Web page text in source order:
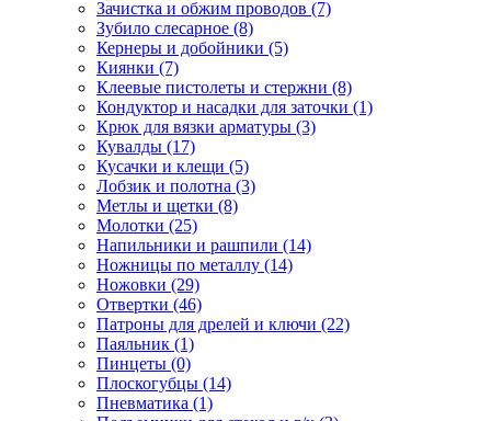
Зачистка и обжим проводов (7)
Зубило слесарное (8)
Кернеры и добойники (5)
Киянки (7)
Клеевые пистолеты и стержни (8)
Кондуктор и насадки для заточки (1)
Крюк для вязки арматуры (3)
Кувалды (17)
Кусачки и клещи (5)
Лобзик и полотна (3)
Метлы и щетки (8)
Молотки (25)
Напильники и рашпили (14)
Ножницы по металлу (14)
Ножовки (29)
Отвертки (46)
Патроны для дрелей и ключи (22)
Паяльник (1)
Пинцеты (0)
Плоскогубцы (14)
Пневматика (1)